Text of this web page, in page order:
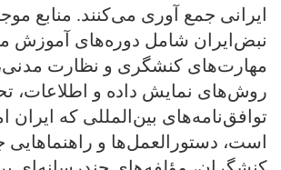
ایرانی جمع‌ آوری می‌کنند. منابع
نبض‌ایران شامل دوره‌های آموزش
مهارت‌های کنشگری و نظارت
روش‌های نمایش داده و اطلاعات،
توافق‌نامه‌های بین‌المللی که ایران
است، دستورالعمل‌ها و